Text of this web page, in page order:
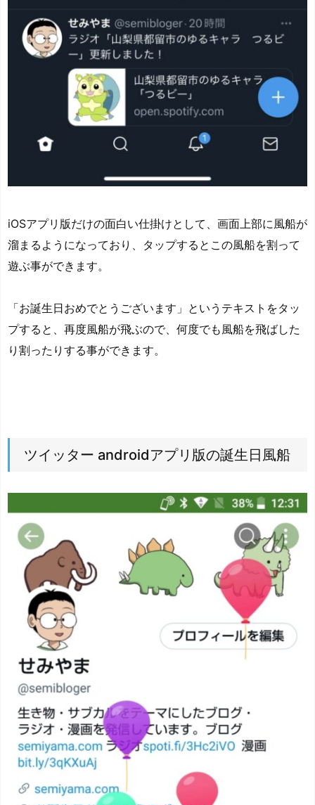
iOSアプリ版だけの面白い仕掛けとして、画面上部に風船が
溜まるようになっており、タップするとこの風船を割って
遊ぶ事ができます。
「お誕生日おめでとうございます」というテキストをタッ
プすると、再度風船が飛ぶので、何度でも風船を飛ばした
り割ったりする事ができます。
ツイッター androidアプリ版の誕生日風船